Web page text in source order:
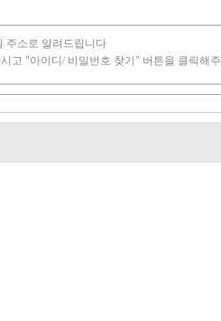
주소로 알려드립니다
고 "아이디/ 비밀번호 찾기" 버튼을 클릭해